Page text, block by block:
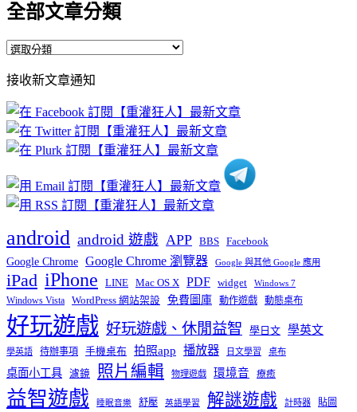
全部文章分類
全
文
章
分
類
接收新文章通知
android android 遊戲 APP BBS Facebook
Google Chrome Google Chrome 瀏覽器 Google 與其他 Google 應用
iPad iPhone LINE Mac OS X PDF widget Windows 7
Windows Vista WordPress 網站架設 免費圖庫 動作遊戲 動態桌布
好玩遊戲 好玩遊戲、休閒益智 學日文 學英文
學英語 待辦事項 手機桌布 拍照app 播放器 日文學習 桌布
桌面小工具 濾鏡 照片編輯 物理遊戲 環境音 療癒
益智遊戲 睡眠音樂 舒壓 英語學習 解謎遊戲 計時器
貼圖